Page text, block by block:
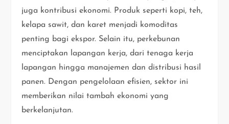
juga kontribusi ekonomi. Produk seperti kopi, teh,
kelapa sawit, dan karet menjadi komoditas
penting bagi ekspor. Selain itu, perkebunan
menciptakan lapangan kerja, dari tenaga kerja
lapangan hingga manajemen dan distribusi hasil
panen. Dengan pengelolaan efisien, sektor ini
memberikan nilai tambah ekonomi yang
berkelanjutan.